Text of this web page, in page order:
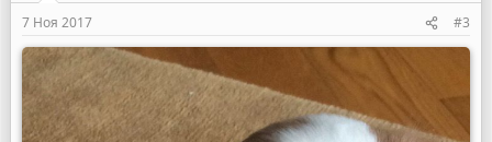
7 Ноя 2017 #3